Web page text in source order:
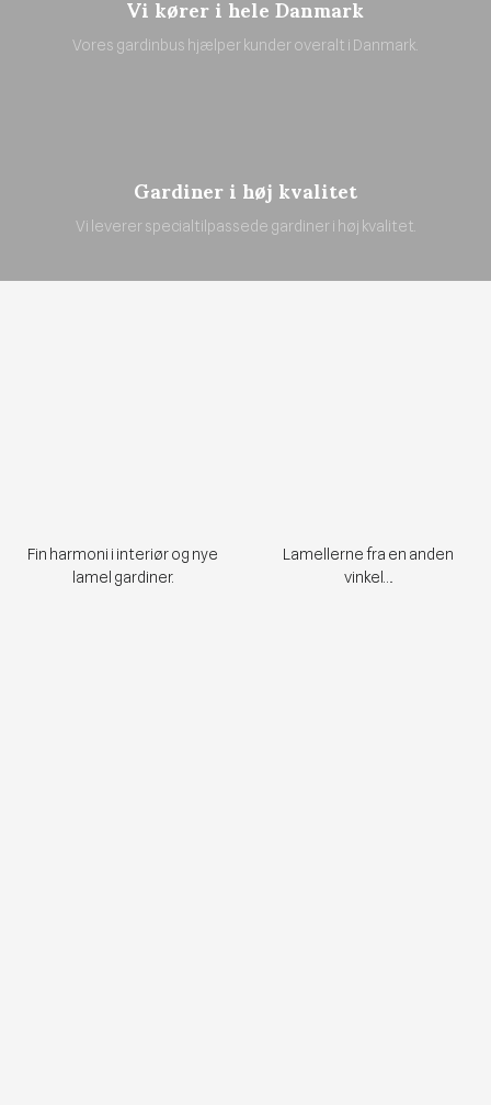
Vores gardinbus hjælper kunder overalt i Danmark.
Gardiner i høj kvalitet
Vi leverer specialtilpassede gardiner i høj kvalitet.
Fin harmoni i interiør og nye
lamel gardiner.
Lamellerne fra en anden
vinkel….